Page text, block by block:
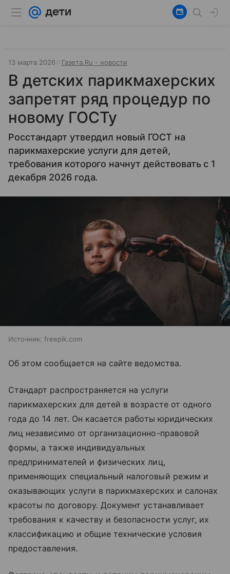
13 марта 2026 Газета.Ru - новости
В детских парикмахерских
запретят ряд процедур по
новому ГОСТу
Росстандарт утвердил новый ГОСТ на
парикмахерские услуги для детей,
требования которого начнут действовать с 1
декабря 2026 года.
Источник: freepik.com
Об этом сообщается на сайте ведомства.
Стандарт распространяется на услуги
парикмахерских для детей в возрасте от одного
года до 14 лет. Он касается работы юридических
лиц независимо от организационно-правовой
формы, а также индивидуальных
предпринимателей и физических лиц,
применяющих специальный налоговый режим и
оказывающих услуги в парикмахерских и салонах
красоты по договору. Документ устанавливает
требования к качеству и безопасности услуг, их
классификацию и общие технические условия
предоставления.